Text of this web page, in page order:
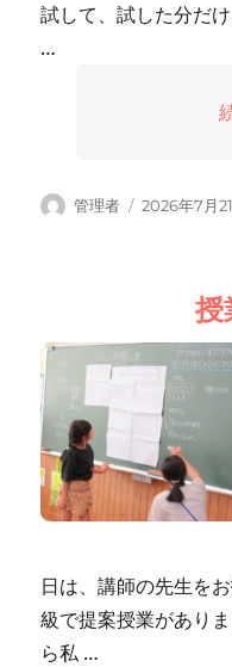
試して、試した分だ
…
投
管理者
投
2026年7月
授
日は、講師の先生を
級で提案授業があり
ら私 …